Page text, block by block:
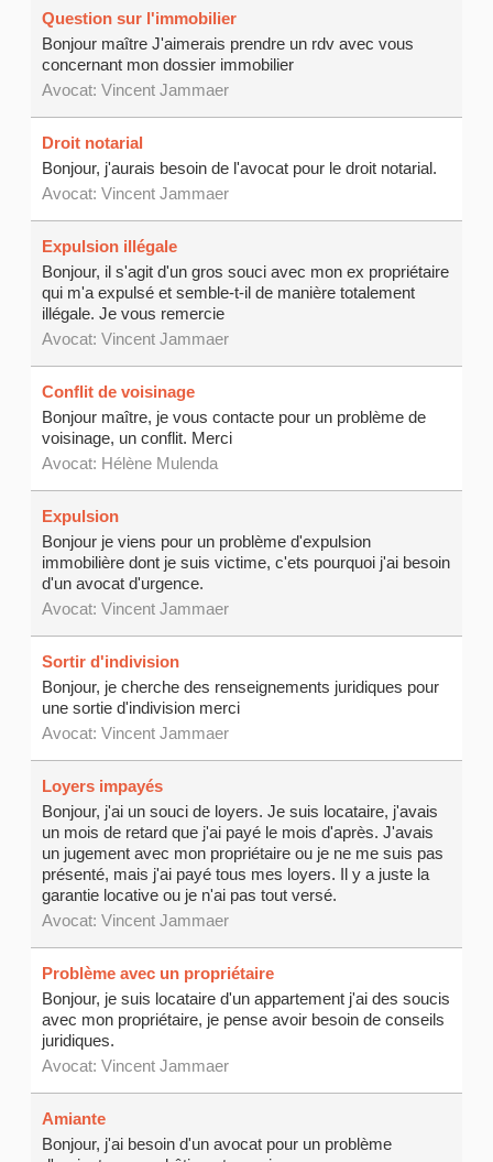
Question sur l'immobilier
Bonjour maître J'aimerais prendre un rdv avec vous
concernant mon dossier immobilier
Avocat:Vincent Jammaer
Droit notarial
Bonjour, j'aurais besoin de l'avocat pour le droit notarial.
Avocat:Vincent Jammaer
Expulsion illégale
Bonjour, il s'agit d'un gros souci avec mon ex propriétaire
qui m'a expulsé et semble-t-il de manière totalement
illégale. Je vous remercie
Avocat:Vincent Jammaer
Conflit de voisinage
Bonjour maître, je vous contacte pour un problème de
voisinage, un conflit. Merci
Avocat: Hélène Mulenda
Expulsion
Bonjour je viens pour un problème d'expulsion
immobilière dont je suis victime, c'ets pourquoi j'ai besoin
d'un avocat d'urgence.
Avocat:Vincent Jammaer
Sortir d'indivision
Bonjour, je cherche des renseignements juridiques pour
une sortie d'indivision merci
Avocat:Vincent Jammaer
Loyers impayés
Bonjour, j'ai un souci de loyers. Je suis locataire, j'avais
un mois de retard que j'ai payé le mois d'après. J'avais
un jugement avec mon propriétaire ou je ne me suis pas
présenté, mais j'ai payé tous mes loyers. Il y a juste la
garantie locative ou je n'ai pas tout versé.
Avocat:Vincent Jammaer
Problème avec un propriétaire
Bonjour, je suis locataire d'un appartement j'ai des soucis
avec mon propriétaire, je pense avoir besoin de conseils
juridiques.
Avocat:Vincent Jammaer
Amiante
Bonjour, j'ai besoin d'un avocat pour un problème